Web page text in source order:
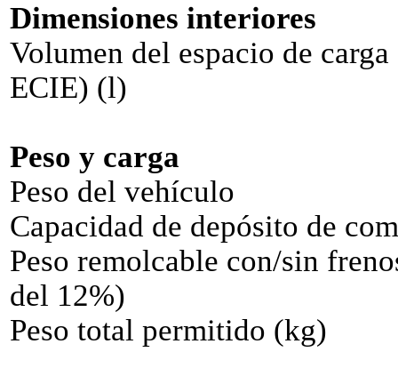
Dimensiones interiores
Volumen del espacio de
ECIE) (l)
Peso y carga
Peso del vehículo
Capacidad de depósito de
Peso remolcable con/sin
del 12%)
Peso total permitido (kg)